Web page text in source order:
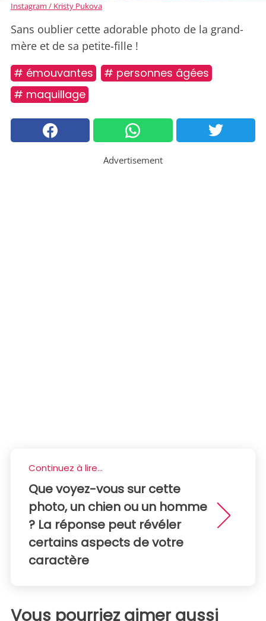
Instagram / Kristy Pukova
Sans oublier cette adorable photo de la grand-
mère et de sa petite-fille !
# émouvantes
# personnes âgées
# maquillage
Advertisement
Continuez à lire...
Que voyez-vous sur cette
photo, un chien ou un homme
? La réponse peut révéler
certains aspects de votre
caractère
Vous pourriez aimer aussi